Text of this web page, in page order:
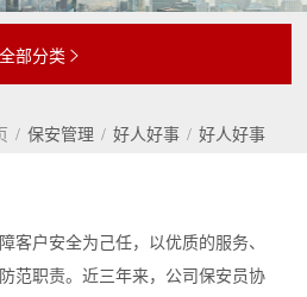
全部分类
/ 保安管理 / 好人好事 / 好人好事
客户安全为己任，以优质的服务、
范职责。近三年来，公司保安员协